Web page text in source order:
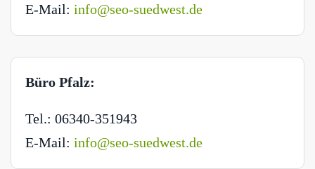
E-Mail: info@seo-suedwest.de
Büro Pfalz:
Tel.: 06340-351943
E-Mail: info@seo-suedwest.de